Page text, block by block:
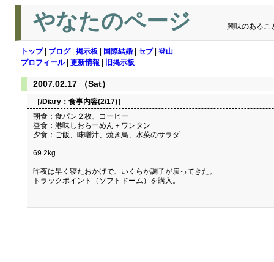
やなたのページ 興味のあるこ
トップ| ブログ| 掲示板 国際結婚 セブ| 登山
プロフィール| 更新情報 旧掲示板
2007.02.17 （Sat）
［/Diary： 食事内容(2/17)］
朝食：食パン２枚、コーヒー
昼食：港味しおらーめん＋ワンタン
夕食：ご飯、味噌汁、焼き鳥、水菜のサラダ
69.2kg
昨夜は早く寝たおかげで、いくらか調子が戻ってきた。
トラックポイント（ソフトドーム）を購入。